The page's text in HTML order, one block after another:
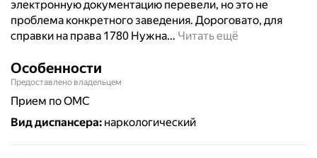
электронную документацию перевели, но это не
проблема конкретного заведения. Дороговато, для
справки на права 1780 Нужна… Читать ещё
Особенности
Предоставлено владельцем
прием по ОМС
Вид диспансера: наркологический